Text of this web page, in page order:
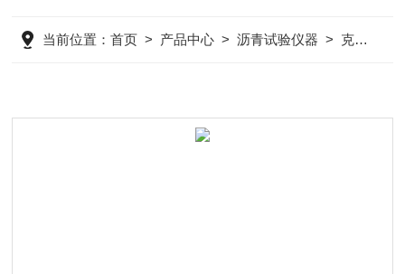
当前位置：首页 > 产品中心 >沥青试验仪器 > 克利夫兰闪点试验仪